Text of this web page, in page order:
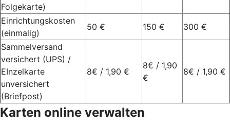
Folgekarte)
Einrichtungskosten
(einmalig)
50 € 150 €
300 €
Sammelversand
versichert (UPS) /
EInzelkarte
unversichert
(Briefpost)
8€ / 1,90 €
8€ / 1,90
€
8€ / 1,90 €
Karten online verwalten